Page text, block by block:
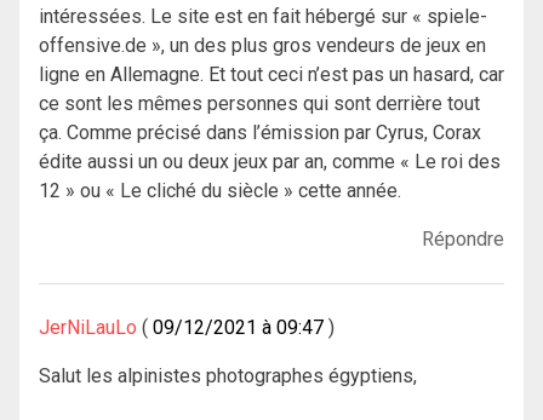
intéressées. Le site est en fait hébergé sur « spiele-
offensive.de », un des plus gros vendeurs de jeux en
ligne en Allemagne. Et tout ceci n’est pas un hasard, car
ce sont les mêmes personnes qui sont derrière tout
ça. Comme précisé dans l’émission par Cyrus, Corax
édite aussi un ou deux jeux par an, comme « Le roi des
12 » ou « Le cliché du siècle » cette année.
Répondre
JerNiLauLo 09/12/2021 à 09:47
Salut les alpinistes photographes égyptiens,